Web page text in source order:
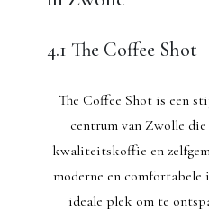
4.1 The Coffee Shot
The Coffee Shot is een
centrum van Zwolle
kwaliteitskoffie en
moderne en
ideale plek om te